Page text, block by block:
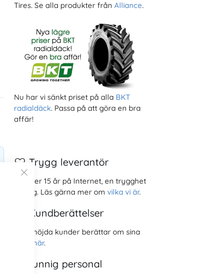
Tires. Se alla produkter från Alliance.
Nu har vi sänkt priset på alla BKT
radialdäck. Passa på att göra en bra
affär!
Trygg leverantör
Nu över 15 år på Internet, en trygghet
för dig. Läs gärna mer om vilka vi är.
Kundberättelser
Våra nöjda kunder berättar om sina
däck här.
Kunnig personal